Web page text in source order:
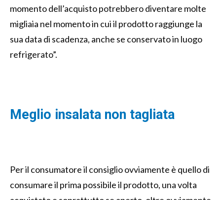
momento dell’acquisto potrebbero diventare molte
migliaia nel momento in cui il prodotto raggiunge la
sua data di scadenza, anche se conservato in luogo
refrigerato”.
Meglio insalata non tagliata
Per il consumatore il consiglio ovviamente è quello di
consumare il prima possibile il prodotto, una volta